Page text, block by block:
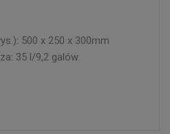
500 x 250 x 300mm
35 l/9,2 galów